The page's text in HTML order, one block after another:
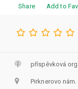
Share Add to
příspěvková
Pirknerovo